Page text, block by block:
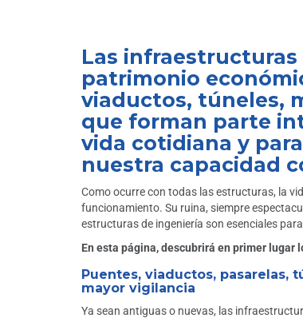
Las
patrimonio
viaductos, túneles,
que forman parte
vida cotidiana y
nuestra capacidad
Como ocurre con todas las estructuras, la
funcionamiento. Su ruina, siempre
estructuras de ingeniería son esenciales
En esta página, descubrirá en primer lugar
Puentes, viaductos, pasarelas,
mayor vigilancia
Ya sean antiguas o nuevas, las